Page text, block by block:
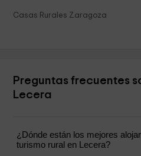
Casas Rurales Zaragoza
Preguntas frecuentes
Lecera
¿Dónde están los mejores
turismo rural en Lecera?